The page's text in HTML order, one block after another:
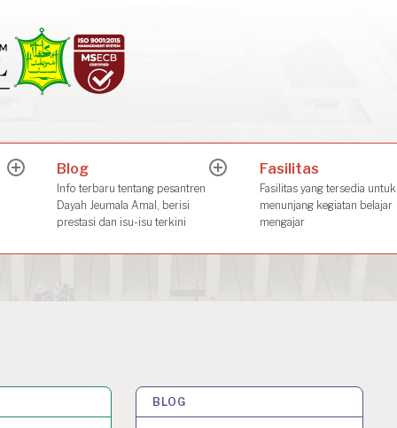
expandBlog
Info terbaru tentang pesantren
Dayah Jeumala Amal, berisi
prestasi dan isu-isu terkini
expandFasilitas
Fasilitas yang tersedia untuk
menunjang kegiatan belajar
mengajar
BLOG
9 JAN 2021